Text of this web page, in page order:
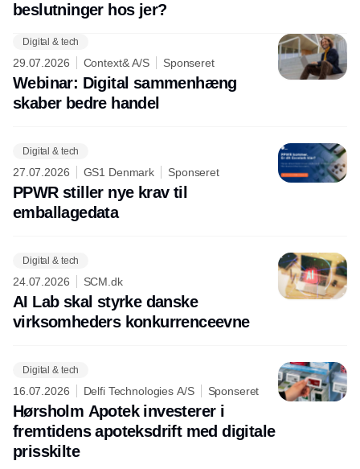
beslutninger hos jer?
Digital & tech
29.07.2026 Context& A/S Sponseret
Webinar: Digital sammenhæng
skaber bedre handel
Digital & tech
27.07.2026 GS1 Denmark Sponseret
PPWR stiller nye krav til
emballagedata
Digital & tech
24.07.2026 SCM.dk
AI Lab skal styrke danske
virksomheders konkurrenceevne
Digital & tech
16.07.2026 Delfi Technologies A/S Sponseret
Hørsholm Apotek investerer i
fremtidens apoteksdrift med digitale
prisskilte